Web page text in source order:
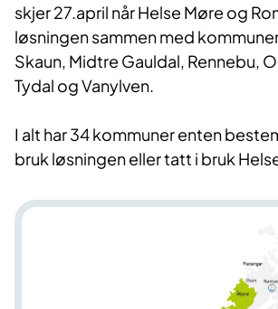
skjer 27.april når Helse Møre og
løsningen sammen med
Skaun, Midtre Gauldal, Rennebu,
Tydal og Vanylven.
I alt har 34 kommuner enten
bruk løsningen eller tatt i bruk